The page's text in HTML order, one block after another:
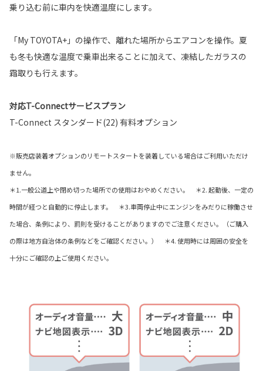
乗り込む前に車内を快適温度にします。
「My TOYOTA+」の操作で、離れた場所からエアコンを操作。夏
も冬も快適な温度で乗車出来ることに加えて、凍結したガラスの
霜取りも行えます。
対応T-Connectサービスプラン
T-Connect スタンダード(22) 有料オプション
※販売店装着オプションのリモートスタートを装着している場合はご利用いただけ
ません。
＊1.一般公道上や閉め切った場所での使用はおやめください。 ＊2. 起動後、一定の
時間が経つと自動的に停止します。 ＊3.車両停止中にエンジンをみだりに稼働させ
た場合、条例により、罰則を受けることがありますのでご注意ください。（ご購入
の際は地方自治体の条例などをご確認ください。） ＊4. 使用時には周囲の安全を
十分にご確認の上ご使用ください。